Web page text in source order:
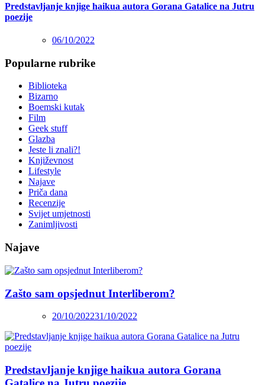
Predstavljanje knjige haikua autora Gorana Gatalice na Jutru
poezije
06/10/2022
Popularne rubrike
Biblioteka
Bizarno
Boemski kutak
Film
Geek stuff
Glazba
Jeste li znali?!
Književnost
Lifestyle
Najave
Priča dana
Recenzije
Svijet umjetnosti
Zanimljivosti
Najave
Zašto sam opsjednut Interliberom?
20/10/202231/10/2022
Predstavljanje knjige haikua autora Gorana